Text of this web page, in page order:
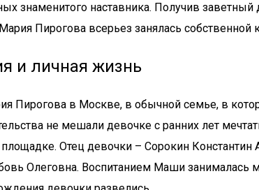
знаменитого наставника. Получив
Пирогова всерьез занялась собственной
и личная жизнь
Пирогова в Москве, в обычной семье, в
не мешали девочке с ранних лет
Отец девочки – Сорокин Константин
Олеговна. Воспитанием Маши занималась